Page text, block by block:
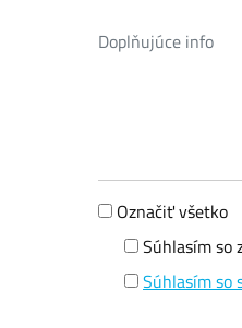
Označiť všetko
Súhlasím so
Súhlasím so